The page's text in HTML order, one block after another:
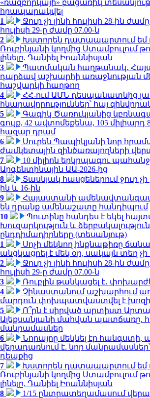
«ռազբորկայի» բացառիկ
հրապարակվել
1
Ջուր չի լինի հուլիսի 28-ին
հուլիսի 29-ը ժամը 07.00-ն
2
Խստորեն դատապարտում եմ
Ռուբինյանի կողմից Ստամբուլում
լինելը. Դանիել Իոաննիսյան
3
Պատմական հաղթանակ․
դարձավ աշխարհի առաջնության
հաշվարկի հաղթող
4
ՀՀ-ում ԱՄՆ դեսպանատնից լավ
հնարավորություններ՝ հայ
5
Գագիկ Ծառուկյանից
գույք, 42 ավտոմեքենա, 105 միլիարդ
հազար դրամ
6
Սուրեն Պապիկյանի նոր
ժամկետային զինծառայողների
7
10 միլիոն երկրպագու
Արգենտինային ԱԱ-2026-ից
8
Տասնյակ հասցեներում ջուր չի
ին և 16-ին
9
Հայաստանի
են դրանք ամենաշատը հանդիպում
10
Պուտինը հանդես է եկել
Խուզարկություն և
ընդդիմադիրները (տեսանյութ)
1
Սոչի մեկնող ինքնաթիռը
անցկացրել է մեկ օր, սակայն տեղ չի
2
Ջուր չի լինի հուլիսի 28-ին
հուլիսի 29-ը ժամը 07.00-ն
3
Ռուբլին թանկացել է․
4
Չինաստանում աշխարհում
մարդուն փոխպատվաստվել է
5
Ո՞րն է սիրված արտիստ
Ալեքսանյանի մահվան պատճառը.
մանրամասներ
6
Նորայրը մեկնել էր հանգստի,
վերադառնում է. նոր
դեպքից
7
Խստորեն դատապարտում եմ
Ռուբինյանի կողմից Ստամբուլում
լինելը. Դանիել Իոաննիսյան
8
1/15 ընտրատեղամասում